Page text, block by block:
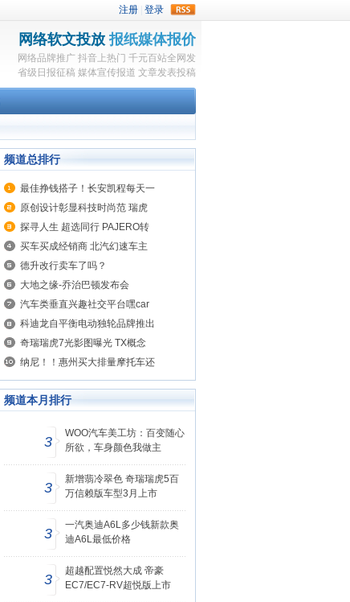
网络软文投放 报纸媒体报价
网络品牌推广 抖音上热门 千元百站全网发
省级日报征稿 媒体宣传报道 文章发表投稿
频道总排行
最佳挣钱搭子！长安凯程每天一
原创设计彰显科技时尚范 瑞虎
探寻人生 超选同行 PAJERO转
买车买成经销商 北汽幻速车主
德升改行卖车了吗？
大地之缘-乔治巴顿发布会
汽车类垂直兴趣社交平台嘿car
科迪龙自平衡电动独轮品牌推出
奇瑞瑞虎7光影图曝光 TX概念
纳尼！！惠州买大排量摩托车还
频道本月排行
3
WOO汽车美工坊：百变随心
所欲，车身颜色我做主
3
新增翡冷翠色 奇瑞瑞虎5百
万信赖版车型3月上市
3
一汽奥迪A6L多少钱新款奥
迪A6L最低价格
3
超越配置悦然大成 帝豪
EC7/EC7-RV超悦版上市